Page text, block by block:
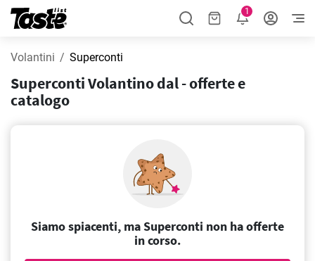
1
Volantini Superconti
Superconti Volantino dal - offerte e
catalogo
Siamo spiacenti, ma Superconti non ha offerte
in corso.